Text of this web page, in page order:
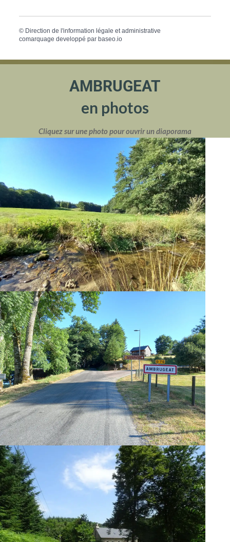
© Direction de l'information légale et administrative
comarquage developpé parbaseo.io
AMBRUGEAT
en photos
Cliquez sur une photo pour ouvrir un diaporama